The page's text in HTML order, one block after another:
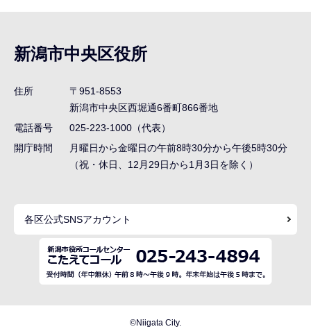
ナ
ビ
ゲ
シ
ョ
ま
新潟市中央区役所
住所
〒951-8553
新潟市中央区西堀通6番町866番地
電話番号
025-223-1000（代表）
開庁時間
月曜日から金曜日の午前8時30分から午後5時30分
（祝・休日、12月29日から1月3日を除く）
各区公式SNSアカウント
©Niigata City.